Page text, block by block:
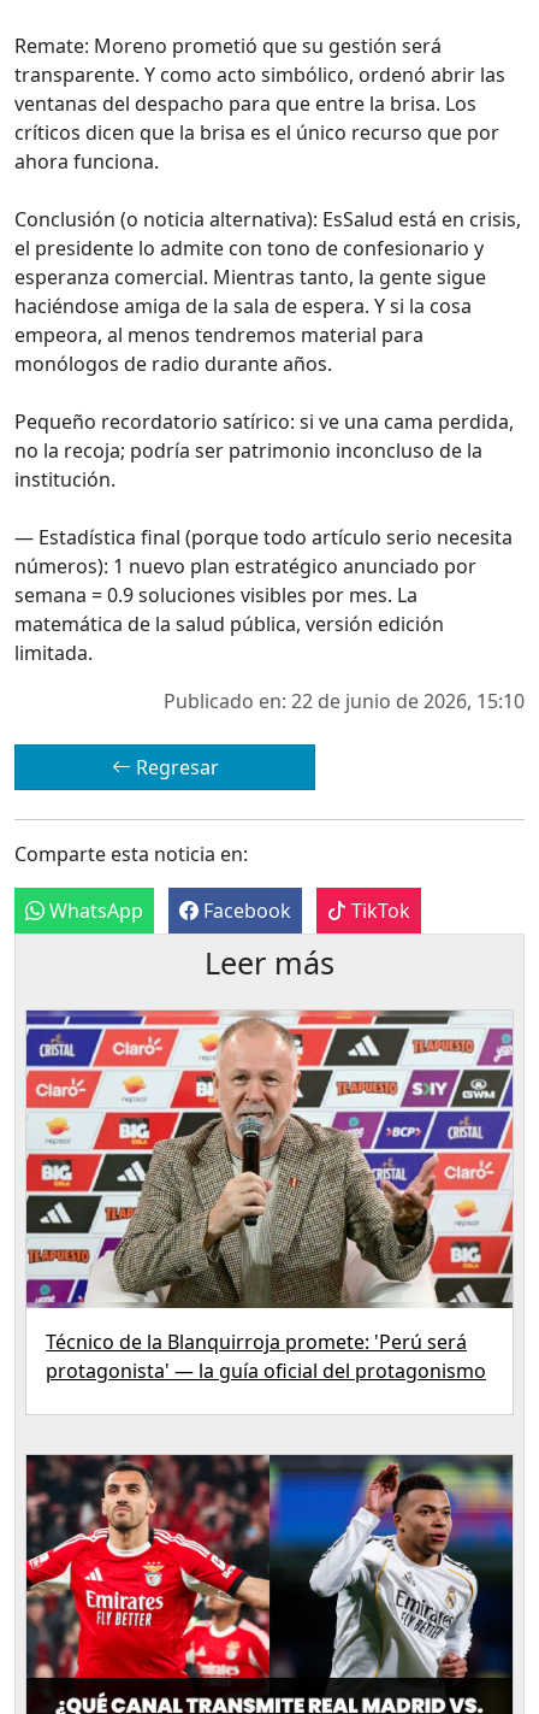
Remate: Moreno prometió que su gestión será
transparente. Y como acto simbólico, ordenó abrir las
ventanas del despacho para que entre la brisa. Los
críticos dicen que la brisa es el único recurso que por
ahora funciona.
Conclusión (o noticia alternativa): EsSalud está en crisis,
el presidente lo admite con tono de confesionario y
esperanza comercial. Mientras tanto, la gente sigue
haciéndose amiga de la sala de espera. Y si la cosa
empeora, al menos tendremos material para
monólogos de radio durante años.
Pequeño recordatorio satírico: si ve una cama perdida,
no la recoja; podría ser patrimonio inconcluso de la
institución.
— Estadística final (porque todo artículo serio necesita
números): 1 nuevo plan estratégico anunciado por
semana = 0.9 soluciones visibles por mes. La
matemática de la salud pública, versión edición
limitada.
Publicado en: 22 de junio de 2026, 15:10
Regresar
Comparte esta noticia en:
WhatsApp Facebook TikTok
Leer más
Técnico de la Blanquirroja promete: 'Perú será
protagonista' — la guía oficial del protagonismo